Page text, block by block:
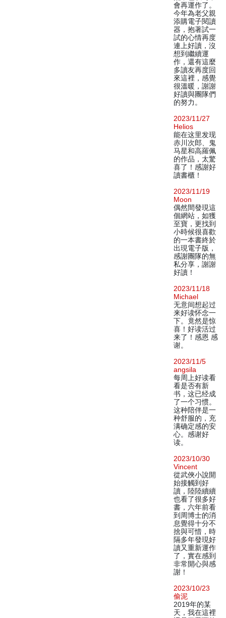
會再運作了。
今年為老父親
添購電子閱讀
器，抱著試一
試的心情再度
連上好讀，沒
想到繼續運
作，還有這麼
多讀友再度回
來這裡，感覺
很溫暖，謝謝
好讀與團隊們
的努力。
2023/11/27
Helios
能在这里发现
赤川次郎、鬼
马星和高羅佩
的作品，太驚
喜了！感謝好
讀書櫃！
2023/11/19
Moon
偶然間發現這
個網站，如獲
至寶，更找到
小時候很喜歡
的一本書終於
出現電子版，
感謝團隊的無
私分享，謝謝
好讀！
2023/11/18
Michael
无意间想起过
来好读怀念一
下。竟然是惊
喜！好读活过
来了！感恩 感
谢。
2023/11/5
angsila
每周上好读看
看是否有新
书，这已经成
了一个习惯。
这种陪伴是一
种舒服的，充
满确定感的安
心。感谢好
读。
2023/10/30
Vincent
從武俠小說開
始接觸到好
讀，陸陸續續
也看了很多好
書，六年前看
到周博士的消
息覺得十分不
捨與可惜，時
隔多年發現好
讀又重新運作
了，實在感到
非常開心與感
謝！
2023/10/23
偷泥
2019年的某
天，我在這裡